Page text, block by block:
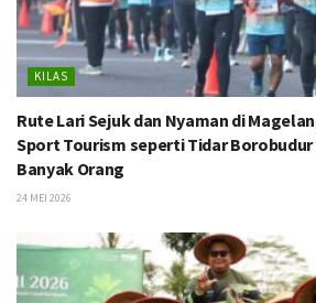
KILAS
Rute Lari Sejuk dan Nyaman di
Sport Tourism seperti Tidar Borobudur
Banyak Orang
24 MEI 2026